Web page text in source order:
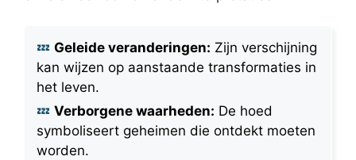
Geleide veranderingen: Zijn verschijning
kan wijzen op aanstaande transformaties in
het leven.
Verborgene waarheden: De hoed
symboliseert geheimen die ontdekt moeten
worden.